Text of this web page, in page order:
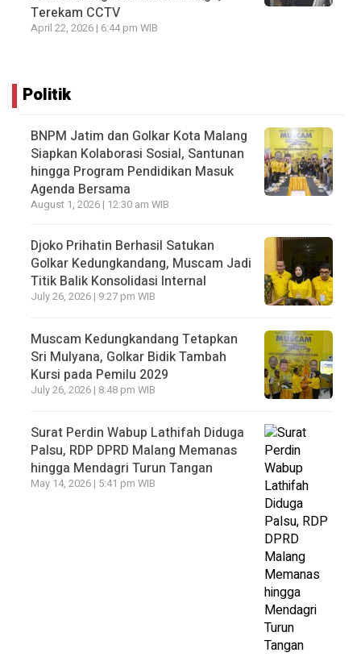
Terekam CCTV
April 22, 2026 | 6:44 pm WIB
Politik
BNPM Jatim dan Golkar Kota Malang
Siapkan Kolaborasi Sosial, Santunan
hingga Program Pendidikan Masuk
Agenda Bersama
August 1, 2026 | 12:30 am WIB
Djoko Prihatin Berhasil Satukan
Golkar Kedungkandang, Muscam Jadi
Titik Balik Konsolidasi Internal
July 26, 2026 | 9:27 pm WIB
Muscam Kedungkandang Tetapkan
Sri Mulyana, Golkar Bidik Tambah
Kursi pada Pemilu 2029
July 26, 2026 | 8:48 pm WIB
Surat Perdin Wabup Lathifah Diduga
Palsu, RDP DPRD Malang Memanas
hingga Mendagri Turun Tangan
May 14, 2026 | 5:41 pm WIB